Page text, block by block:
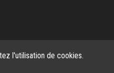
l'utilisation de cookies.